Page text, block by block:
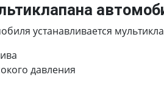
устанавливается
давления